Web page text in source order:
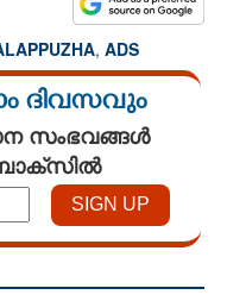
, ADS
ദിവസവും
സംഭവങ്ങൾ